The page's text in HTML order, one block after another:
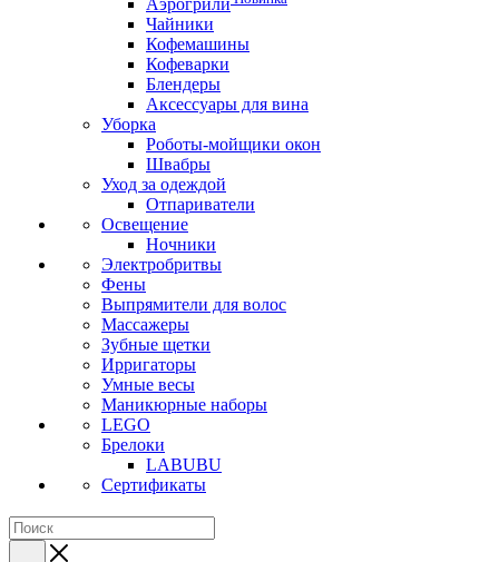
Аэрогрили
Чайники
Кофемашины
Кофеварки
Блендеры
Аксессуары для вина
Уборка
Роботы-мойщики окон
Швабры
Уход за одеждой
Отпариватели
Освещение
Ночники
Электробритвы
Фены
Выпрямители для волос
Массажеры
Зубные щетки
Ирригаторы
Умные весы
Маникюрные наборы
LEGO
Брелоки
LABUBU
Сертификаты